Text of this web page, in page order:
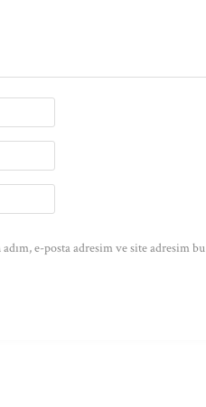
e-posta adresim ve site adresim